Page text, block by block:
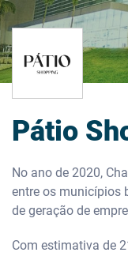
Pátio
No ano de 2020,
entre os municípios
de geração de
Com estimativa de